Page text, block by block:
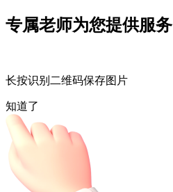
专属老师为您提供服务
长按识别二维码保存图片
知道了